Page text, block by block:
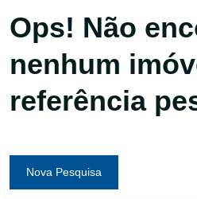
Ops! Não
nenhum
referência
Nova Pesquisa